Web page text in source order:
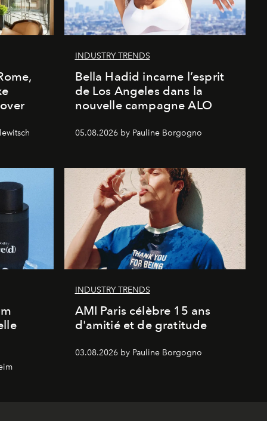
INDUSTRY TRENDS
Bella Hadid incarne l’esprit
de Los Angeles dans la
nouvelle campagne ALO
05.08.2026 by Pauline Borgogno
INDUSTRY TRENDS
AMI Paris célèbre 15 ans
d'amitié et de gratitude
03.08.2026 by Pauline Borgogno